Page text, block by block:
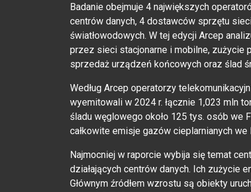
Badanie obejmuje 4 największych
centrów danych, 4 dostawców sprzętu
światłowodowych. W tej edycji Arcep
przez sieci stacjonarne i mobilne, zużycie
sprzedaż urządzeń końcowych oraz ślad
Według Arcep operatorzy
wyemitowali w 2024 r. łącznie 1,023 mln
śladu węglowego około 125 tys. osób we
całkowite emisje gazów cieplarnianych we
Najmocniej w raporcie wybija się temat
działających centrów danych. Ich zużycie
Głównym źródłem wzrostu są obiekty